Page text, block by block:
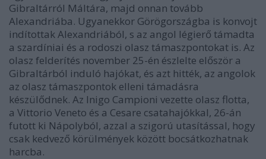
Gibraltárról Máltára, majd onnan tovább
Alexandriába. Ugyanekkor Görögországba is konvojt
indítottak Alexandriából, s az angol légierő támadta
a szardíniai és a rodoszi olasz támaszpontokat is. Az
olasz felderítés november 25-én észlelte először a
Gibraltárból induló hajókat, és azt hitték, az angolok
az olasz támaszpontok elleni támadásra
készülődnek. Az Inigo Campioni vezette olasz flotta,
a Vittorio Veneto és a Cesare csatahajókkal, 26-án
futott ki Nápolyból, azzal a szigorú utasítással, hogy
csak kedvező körülmények között bocsátkozhatnak
harcba.